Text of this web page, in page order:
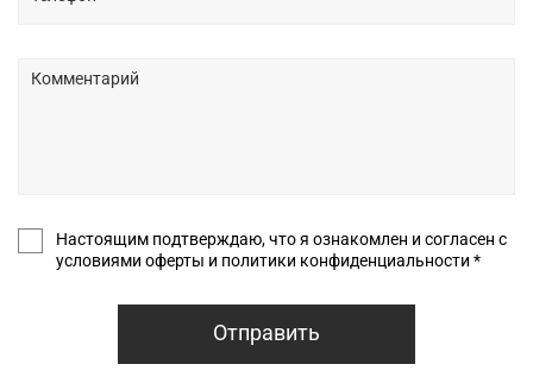
Настоящим подтверждаю, что я ознакомлен и согласен с
условиями оферты и политики конфиденциальности *
Отправить